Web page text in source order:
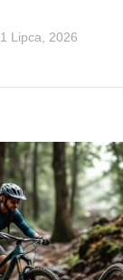
1 Lipca, 2026